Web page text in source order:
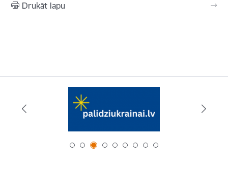
Drukāt lapu